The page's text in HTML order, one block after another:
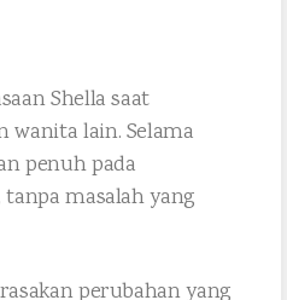
Shella saat
lain. Selama
penuh pada
masalah yang
perubahan yang